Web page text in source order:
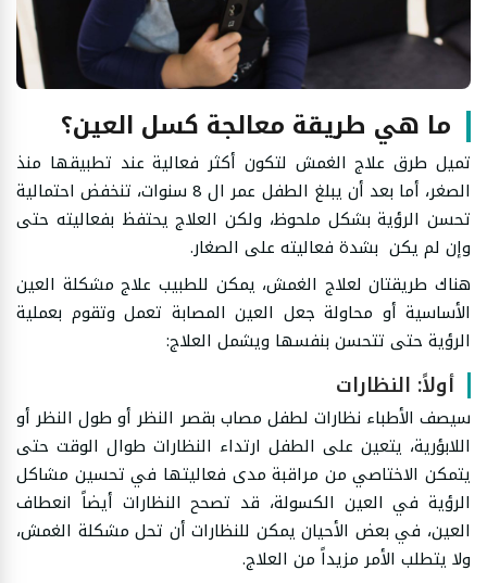
ما هي طريقة معالجة كسل العين؟
تميل طرق علاج الغمش لتكون أكثر فعالية عند تطبيقها منذ
الصغر، أما بعد أن يبلغ الطفل عمر ال 8 سنوات، تنخفض احتمالية
تحسن الرؤية بشكل ملحوظ، ولكن العلاج يحتفظ بفعاليته حتى
وإن لم يكن بشدة فعاليته على الصغار.
هناك طريقتان لعلاج الغمش، يمكن للطبيب علاج مشكلة العين
الأساسية أو محاولة جعل العين المصابة تعمل وتقوم بعملية
الرؤية حتى تتحسن بنفسها ويشمل العلاج:
أولاً: النظارات
سيصف الأطباء نظارات لطفل مصاب بقصر النظر أو طول النظر أو
اللابؤرية، يتعين على الطفل ارتداء النظارات طوال الوقت حتى
يتمكن الاختاصي من مراقبة مدى فعاليتها في تحسين مشاكل
الرؤية في العين الكسولة، قد تصحح النظارات أيضاً انعطاف
العين، في بعض الأحيان يمكن للنظارات أن تحل مشكلة الغمش،
ولا يتطلب الأمر مزيداً من العلاج.